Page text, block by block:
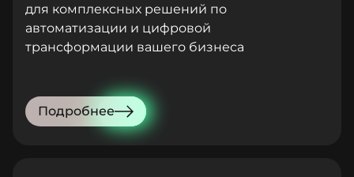
для комплексных решений по
автоматизации и цифровой
трансформации вашего бизнеса
Подробнее